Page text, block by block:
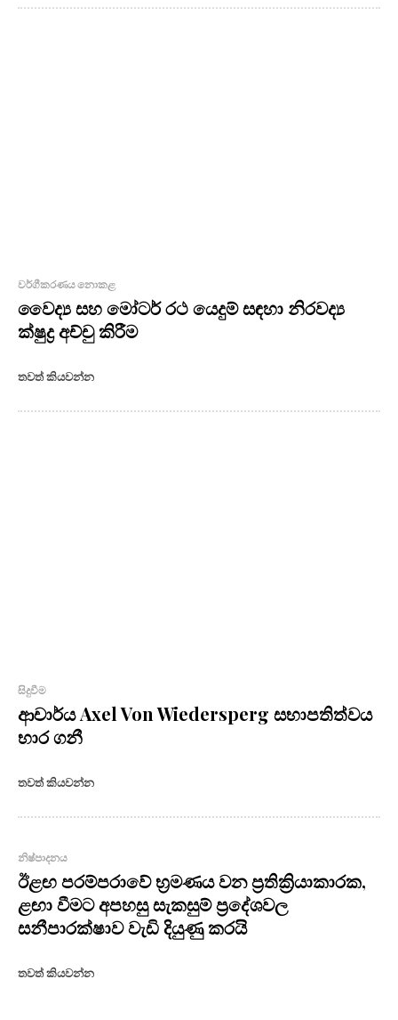
වර්ගීකරණය නොකළ
වෛද්‍ය සහ මෝටර් රථ යෙදුම් සඳහා නිරවද්‍ය
ක්ෂුද්‍ර අච්චු කිරීම
තවත් කියවන්න
සිදුවීම
ආචාර්ය Axel Von Wiedersperg සභාපතිත්වය
භාර ගනී
තවත් කියවන්න
නිෂ්පාදනය
ඊළඟ පරම්පරාවේ භ්‍රමණය වන ප්‍රතික්‍රියාකාරක,
ළඟා වීමට අපහසු සැකසුම් ප්‍රදේශවල
සනීපාරක්ෂාව වැඩි දියුණු කරයි
තවත් කියවන්න